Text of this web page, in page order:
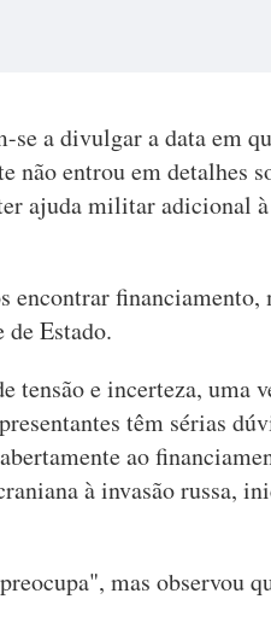
se a divulgar a data em
não entrou em detalhes
ajuda militar adicional
financiamento,
de Estado.
tensão e incerteza, uma
têm sérias
ao
à invasão russa,
mas observou